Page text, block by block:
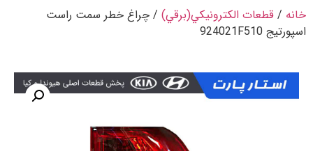
خانه / قطعات الكترونيكي(برقي) / چراغ خطر سمت راست
اسپورتيج 924021F510